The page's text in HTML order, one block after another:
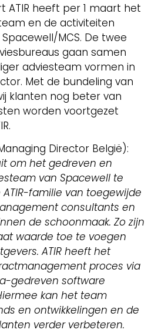
ATIR heeft per 1 maart het
en de activiteiten
MCS. De twee
gaan samen
adviesteam vormen in
Met de bundeling van
klanten nog beter van
worden voortgezet
Director België):
om het gedreven en
van Spacewell te
familie van toegewijde
consultants en
de schoonmaak. Zo zijn
waarde toe te voegen
ATIR heeft het
proces via
gedreven software
kan het team
en ontwikkelingen en de
verder verbeteren.